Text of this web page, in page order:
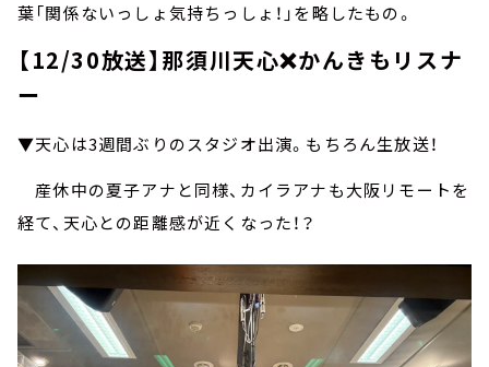
葉「関係ないっしょ気持ちっしょ！」を略したもの。
【12/30放送】那須川天心❌かんきもリスナ
ー
▼天心は3週間ぶりのスタジオ出演。もちろん生放送！
産休中の夏子アナと同様、カイラアナも大阪リモートを
経て、天心との距離感が近くなった！？